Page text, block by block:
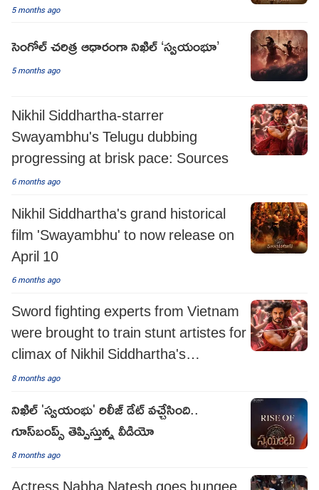
5 months ago
సెంగోల్ చరిత్ర ఆధారంగా నిఖిల్ ‘స్వయంభూ’
5 months ago
Nikhil Siddhartha-starrer
Swayambhu's Telugu dubbing
progressing at brisk pace: Sources
6 months ago
Nikhil Siddhartha's grand historical
film 'Swayambhu' to now release on
April 10
6 months ago
Sword fighting experts from Vietnam
were brought to train stunt artistes for
climax of Nikhil Siddhartha's
'Swayambhu': Sources
8 months ago
నిఖిల్ 'స్వయంభు' రిలీజ్ డేట్ వచ్చేసింది..
గూస్‌బంప్స్ తెప్పిస్తున్న వీడియో
8 months ago